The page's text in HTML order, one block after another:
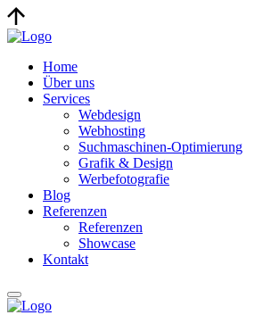
Home
Über uns
Services
Webdesign
Webhosting
Suchmaschinen-Optimierung
Grafik & Design
Werbefotografie
Blog
Referenzen
Referenzen
Showcase
Kontakt